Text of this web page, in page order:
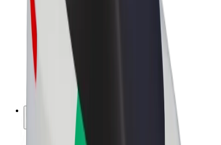
Ricavi autista
Corriere
Ricavi corriere
Esercenti Bolt Food
Lavora con noi